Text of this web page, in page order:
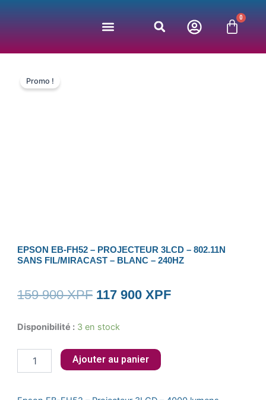
0
Promo !
EPSON EB-FH52 – PROJECTEUR 3LCD – 802.11N
SANS FIL/MIRACAST – BLANC – 240HZ
159 900XPF Le
était :
117 900 XPFLe
Disponibilité : 3 en stock
quantité
Epson
FH52
projecteur
Ajouter au panier